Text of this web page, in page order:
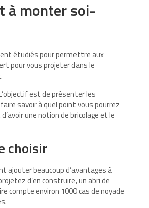
à monter soi-
étudiés pour permettre aux
pour vous projeter dans le
est de présenter les
savoir à quel point vous pourrez
une notion de bricolage et le
choisir
ajouter beaucoup d’avantages à
d’en construire, un abri de
compte environ 1000 cas de noyade